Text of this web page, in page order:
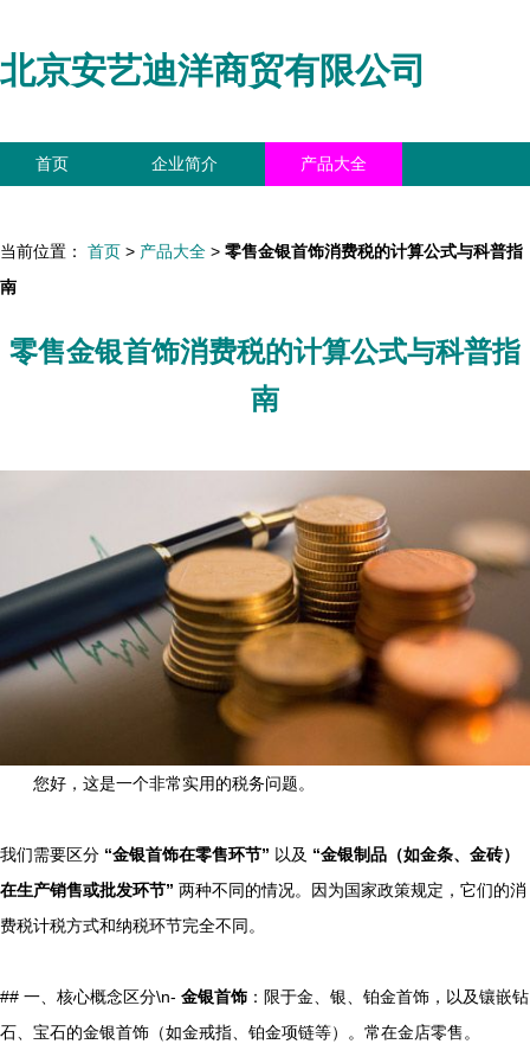
北京安艺迪洋商贸有限公司
首页 企业简介 产品大全
当前位置： 首页 > 产品大全 > 零售金银首饰消费税的计算公式与科普指
南
零售金银首饰消费税的计算公式与科普指
南
您好，这是一个非常实用的税务问题。
我们需要区分 “金银首饰在零售环节” 以及 “金银制品（如金条、金砖）
在生产销售或批发环节” 两种不同的情况。因为国家政策规定，它们的消
费税计税方式和纳税环节完全不同。
## 一、核心概念区分\n- 金银首饰 ：限于金、银、铂金首饰，以及镶嵌钻
石、宝石的金银首饰（如金戒指、铂金项链等）。常在金店零售。